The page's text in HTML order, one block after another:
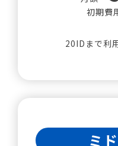
初期費
20IDまで利
ミ